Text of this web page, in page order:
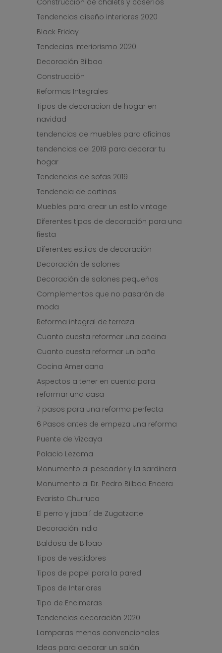
Tendencias diseño interiores 2020
Black Friday
Tendecias interiorismo 2020
Decoración Bilbao
Construcción
Reformas Integrales
Tipos de decoracion de hogar en
navidad
tendencias de muebles para oficinas
tendencias del 2019 para decorar tu
hogar
Tendencias de sofas 2019
Tendencia de cortinas
Muebles para crear un estilo vintage
Diferentes tipos de decoración para una
fiesta
Diferentes estilos de decoración
Decoración de salones
Decoración de salones pequeños
Complementos que no pasarán de
moda
Reforma integral de terraza
Cuanto cuesta reformar una cocina
Cuanto cuesta reformar un baño
Cocina Americana
Aspectos a tener en cuenta para
reformar una casa
7 pasos para una reforma perfecta
6 Pasos antes de empeza una reforma
Puente de Vizcaya
Palacio Lezama
Monumento al pescador y la sardinera
Monumento al Dr. Pedro Bilbao Encera
Evaristo Churruca
El perro y jabalí de Zugatzarte
Decoración India
Baldosa de Bilbao
Tipos de vestidores
Tipos de papel para la pared
Tipos de Interiores
Tipo de Encimeras
Tendencias decoración 2020
Lamparas menos convencionales
Ideas para decorar un salón